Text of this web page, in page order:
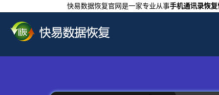
快易数据恢复官网是一家专业从事手机通讯录恢